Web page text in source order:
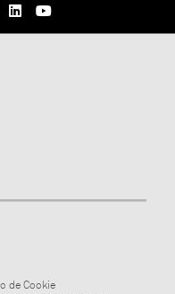
de Cookie